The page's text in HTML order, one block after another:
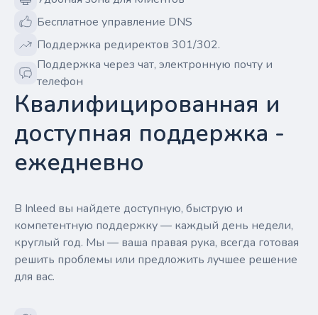
Бесплатное управление DNS
Поддержка редиректов 301/302.
Поддержка через чат, электронную почту и
телефон
Квалифицированная и
доступная поддержка -
ежедневно
В Inleed вы найдете доступную, быструю и
компетентную поддержку — каждый день недели,
круглый год. Мы — ваша правая рука, всегда готовая
решить проблемы или предложить лучшее решение
для вас.